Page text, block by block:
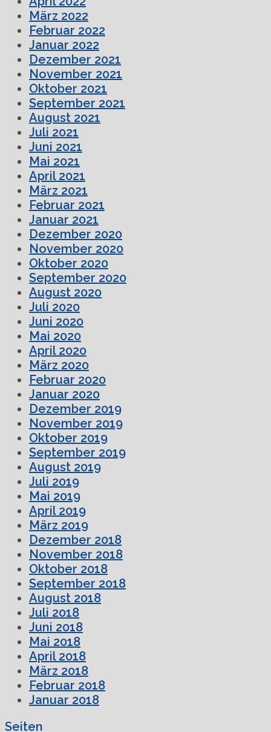
März 2022
Februar 2022
Januar 2022
Dezember 2021
November 2021
Oktober 2021
September 2021
August 2021
Juli 2021
Juni 2021
Mai 2021
April 2021
März 2021
Februar 2021
Januar 2021
Dezember 2020
November 2020
Oktober 2020
September 2020
August 2020
Juli 2020
Juni 2020
Mai 2020
April 2020
März 2020
Februar 2020
Januar 2020
Dezember 2019
November 2019
Oktober 2019
September 2019
August 2019
Juli 2019
Mai 2019
April 2019
März 2019
Dezember 2018
November 2018
Oktober 2018
September 2018
August 2018
Juli 2018
Juni 2018
Mai 2018
April 2018
März 2018
Februar 2018
Januar 2018
Seiten